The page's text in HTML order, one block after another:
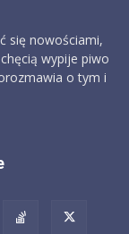
się nowościami,
wypije piwo
o tym i